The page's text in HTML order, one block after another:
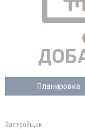
Планировка
Застройщик